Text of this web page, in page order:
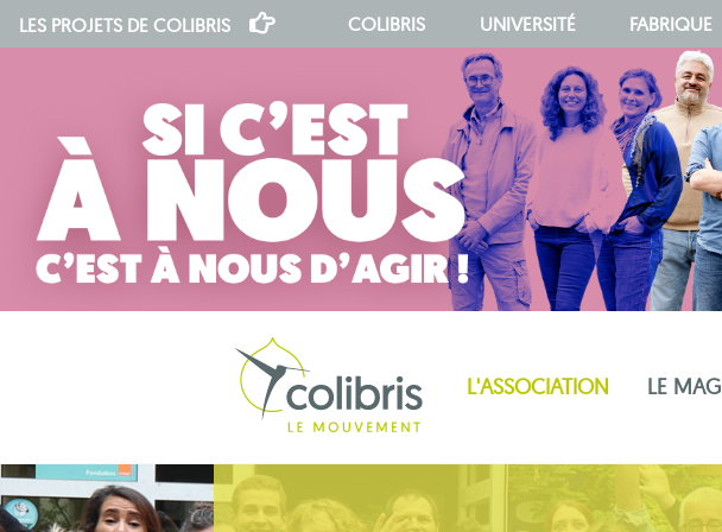
LES PROJETS DE COLIBRIS COLIBRIS UNIVERSITÉ FABRIQUE
L'ASSOCIATION LE MAG